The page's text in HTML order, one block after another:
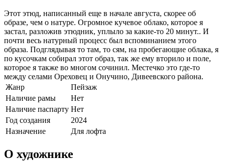
Этот этюд, написанный еще в начале августа, скорее об
образе, чем о натуре. Огромное кучевое облако, которое я
застал, разложив этюдник, уплыло за какие-то 20 минут.. И
почти весь натурный процесс был вспоминанием этого
образа. Подглядывая то там, то сям, на пробегающие облака, я
по кусочкам собирал этот образ, так же ему вторило и поле,
которое я также во многом сочинил. Местечко это где-то
между селами Ореховец и Онучино, Дивеевского района.
Жанр
Пейзаж
Наличие рамы
Нет
Наличие паспарту Нет
Год создания
2024
Назначение
Для лофта
О художнике